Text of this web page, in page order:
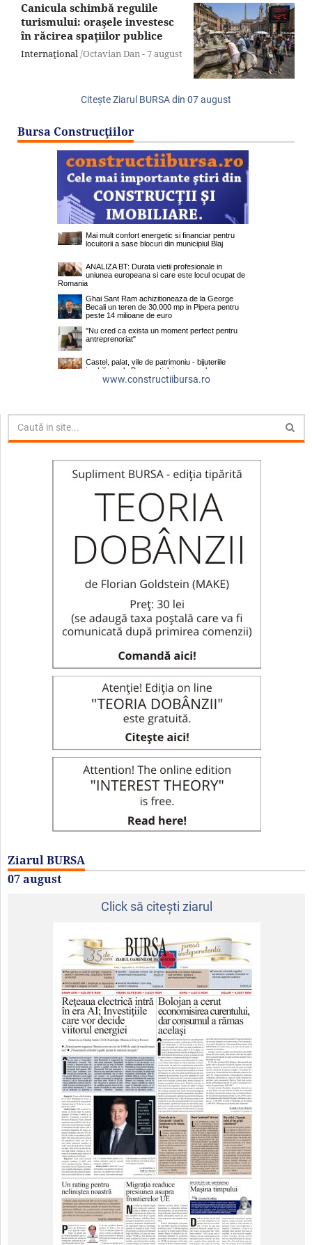
Canicula schimbă regulile
turismului: oraşele investesc
în răcirea spaţiilor publice
Internaţional/Octavian Dan -7 august
Citeşte Ziarul BURSA din 07 august
Bursa Construcţiilor
www.constructiibursa.ro
Ziarul BURSA
07 august
Click să citeşti ziarul